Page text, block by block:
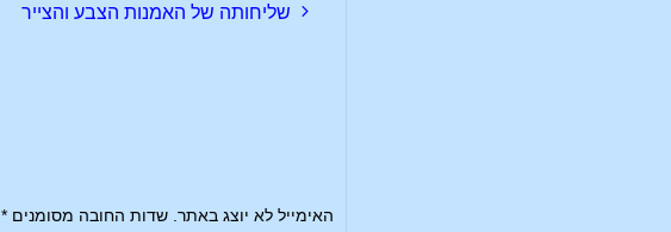
שליחותה של האמנות הצבע והצייר
האימייל לא יוצג באתר. שדות החובה מסומנים*